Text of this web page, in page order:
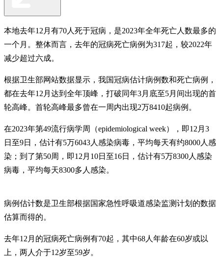
本地去年12月有70人死于冠病，是2023年全年死亡人数最多的
一个月。整体而言，去年的冠病死亡病例为317起，较2022年
减少超过六成。
根据卫生部网站数据显示，我国冠病估计病例数和死亡病例，
都在去年12月达到全年顶峰，打破同年3月底至5月间出现的首
轮高峰。首轮高峰最多曾在一周内出现2万8410起病例。
在2023年第49流行病学周（epidemiological week），即12月3
日至9日，估计有5万6043人感染病毒，平均每天有约8000人感
染；到了第50周，即12月10日至16日，估计有5万8300人感染
病毒，平均每天8300多人感染。
病例估计数是卫生部根据国家急性呼吸道感染监测计划的数据
估算而得的。
去年12月的冠病死亡病例有70起，其中68人年龄在60岁或以
上，两人介于12岁至59岁。